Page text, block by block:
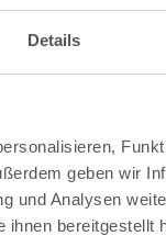
Details
geben wir
und Analysen
bereitgestellt
la galerie